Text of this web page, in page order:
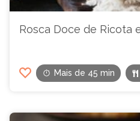
Rosca Doce de Ricota
Mais de 45 min